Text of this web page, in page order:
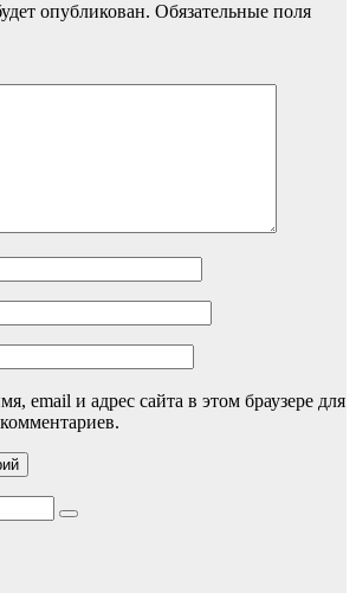
опубликован. Обязательные поля
email и адрес сайта в этом браузере для